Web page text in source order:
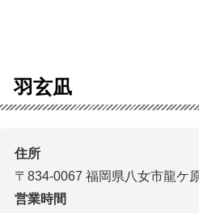
羽玄凪
住所
〒834-0067 福岡県八女市龍ケ
営業時間